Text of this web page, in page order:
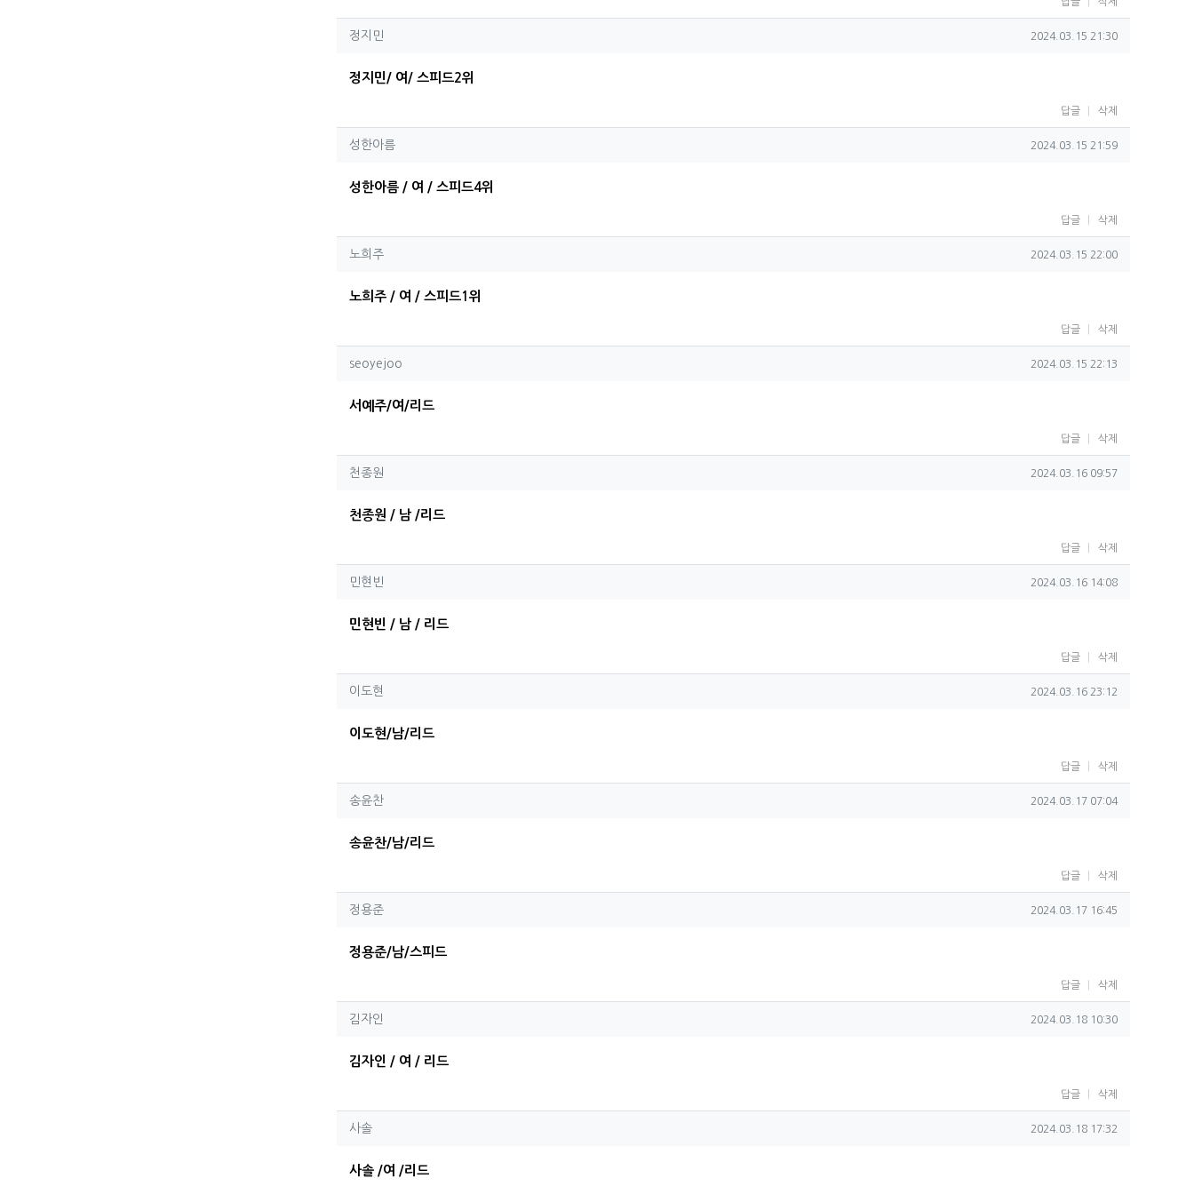
정지민님의 댓글
정지민 작성일
2024.03.15 21:30
정지민/ 여/ 스피드2위
답글 삭제
성한아름님의 댓글
성한아름 작성일
2024.03.15 21:59
성한아름 / 여 / 스피드4위
답글 삭제
노희주님의 댓글
노희주 작성일
2024.03.15 22:00
노희주 / 여 / 스피드1위
답글 삭제
seoyejoo님의 댓글
seoyejoo 작성일
2024.03.15 22:13
서예주/여/리드
답글 삭제
천종원님의 댓글
천종원 작성일
2024.03.16 09:57
천종원 / 남 /리드
답글 삭제
민현빈님의 댓글
민현빈 작성일
2024.03.16 14:08
민현빈 / 남 / 리드
답글 삭제
이도현님의 댓글
이도현 작성일
2024.03.16 23:12
이도현/남/리드
답글 삭제
송윤찬님의 댓글
송윤찬 작성일
2024.03.17 07:04
송윤찬/남/리드
답글 삭제
정용준님의 댓글
정용준 작성일
2024.03.17 16:45
정용준/남/스피드
답글 삭제
김자인님의 댓글
김자인 작성일
2024.03.18 10:30
김자인 / 여 / 리드
답글 삭제
사솔님의 댓글
사솔 작성일
2024.03.18 17:32
사솔 /여 /리드